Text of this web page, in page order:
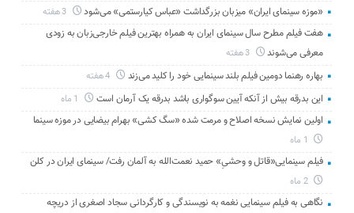
«موزه سینمای ایران» میزبان بزرگداشت «عباس کیارستمی» می‌شود 3 هفته
هفت فیلم مطرح سال سینمای ایران به همراه بهترین فیلم خارجی‌زبان به زودی
معرفی می‌شوند
3 هفته
بهاره رهنما دومین فیلم بلند سینمایی خود را کلید می‌زند
این بدرقه بیش از آنکه آیین سوگواری باشد بدرقه یک آرمان است
اولین نمایش نسخه اصلاح و مرمت شده «سگ کشی» بهرام بیضایی در موزه سینما
فیلم سینمایی«قاتل و وحشیِ» حمید نعمت‌الله به آلمان رفت/ سینمای ایران در کلن
2 ماه
نگاهی به فیلم سینمایی نغمه به نویسندگی و کارگردانی سجاد اصغری از دریچه